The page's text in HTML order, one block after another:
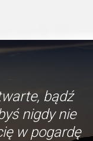
bądź
nigdy nie
w pogardę